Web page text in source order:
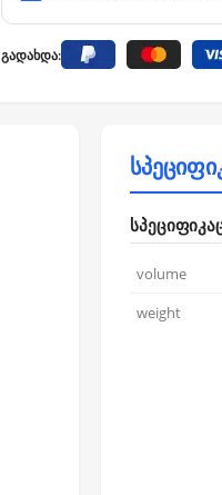
გადახდა:
volume
weight